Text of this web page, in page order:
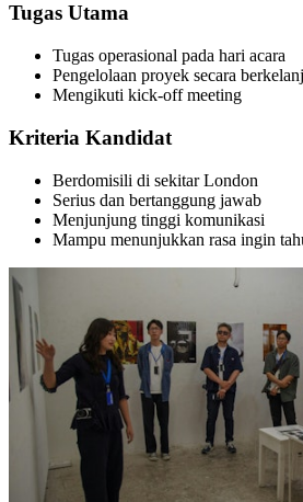
Tugas Utama
Tugas operasional pada hari acara
Pengelolaan proyek secara
Mengikuti kick-off meeting
Kriteria Kandidat
Berdomisili di sekitar London
Serius dan bertanggung jawab
Menjunjung tinggi komunikasi
Mampu menunjukkan rasa ingin